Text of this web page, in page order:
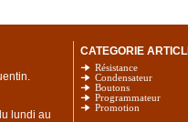
lundi au
CATEGORIE
Résistance
Condensateur
Boutons
Programmateur
Promotion